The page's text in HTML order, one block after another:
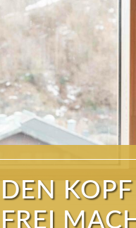
ÜBER DEN
DÄCHERN
KURSTADT
Schöner als im SKY SPA